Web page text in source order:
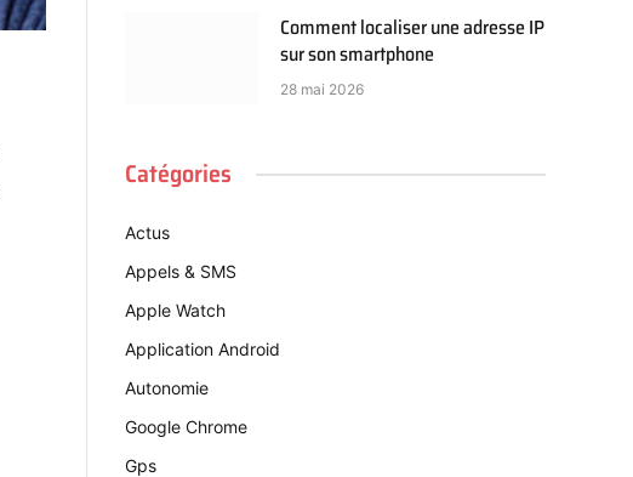
Comment localiser une adresse IP
sur son smartphone
28 mai 2026
Catégories
Actus
Appels & SMS
Apple Watch
Application Android
Autonomie
Google Chrome
Gps